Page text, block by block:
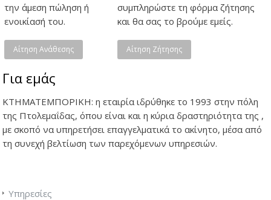
την άμεση πώληση ή
ενοικίασή του.
συμπληρώστε τη φόρμα ζήτησης
και θα σας το βρούμε εμείς.
Αίτηση Ανάθεσης Αίτηση Ζήτησης
Για εμάς
ΚΤΗΜΑΤΕΜΠΟΡΙΚΗ: η εταιρία ιδρύθηκε το 1993 στην πόλη
της Πτολεμαΐδας, όπου είναι και η κύρια δραστηριότητα της ,
με σκοπό να υπηρετήσει επαγγελματικά το ακίνητο, μέσα από
τη συνεχή βελτίωση των παρεχόμενων υπηρεσιών.
Υπηρεσίες